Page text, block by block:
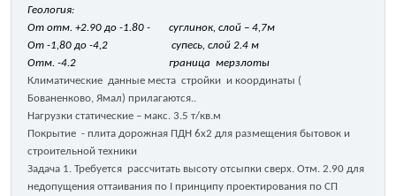
Геология:
От отм. +2.90 до -1.80 - суглинок, слой – 4,7м
От -1,80 до -4,2 супесь, слой 2.4 м
Отм. -4.2 граница мерзлоты
Климатические данные места стройки и координаты (
Бованенково, Ямал) прилагаются..
Нагрузки статические – макс. 3.5 т/кв.м
Покрытие - плита дорожная ПДН 6х2 для размещения бытовок и
строительной техники
Задача 1. Требуется рассчитать высоту отсыпки сверх. Отм. 2.90 для
недопущения оттаивания по I принципу проектирования по СП